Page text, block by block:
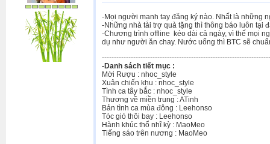
-Mọi người mạnh tay đăng ký nào. Nhất là những
-Những nhà tài trợ quà tặng thì thông báo luôn tại
-Chương trình offline kéo dài cả ngày, vì thế mọi
dụ như người ăn chay. Nước uống thì BTC sẽ
-Danh sách tiết mục :
Mời Rượu : nhoc_style
Xuân chiến khu : nhoc_style
Tình ca tây bắc : nhoc_style
Thương về miền trung : ATinh
Bản tình ca mùa đông : Leehonso
Tóc gió thôi bay : Leehonso
Hành khúc thổ nhĩ kỳ : MaoMeo
Tiếng sáo trên nương : MaoMeo